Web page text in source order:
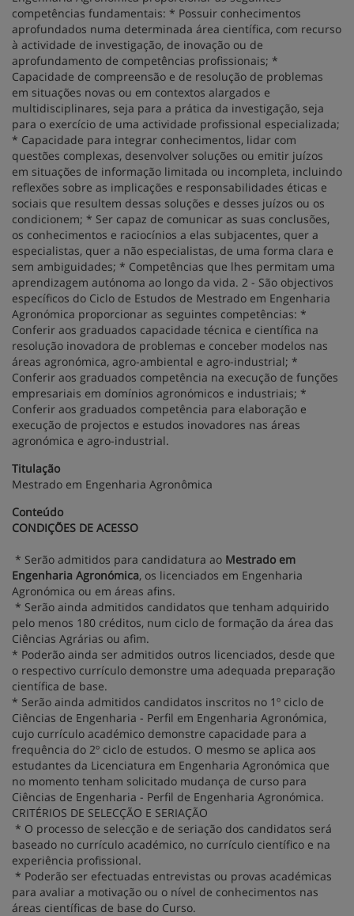
competências fundamentais: * Possuir conhecimentos
aprofundados numa determinada área científica, com recurso
à actividade de investigação, de inovação ou de
aprofundamento de competências profissionais; *
Capacidade de compreensão e de resolução de problemas
em situações novas ou em contextos alargados e
multidisciplinares, seja para a prática da investigação, seja
para o exercício de uma actividade profissional especializada;
* Capacidade para integrar conhecimentos, lidar com
questões complexas, desenvolver soluções ou emitir juízos
em situações de informação limitada ou incompleta, incluindo
reflexões sobre as implicações e responsabilidades éticas e
sociais que resultem dessas soluções e desses juízos ou os
condicionem; * Ser capaz de comunicar as suas conclusões,
os conhecimentos e raciocínios a elas subjacentes, quer a
especialistas, quer a não especialistas, de uma forma clara e
sem ambiguidades; * Competências que lhes permitam uma
aprendizagem autónoma ao longo da vida. 2 - São objectivos
específicos do Ciclo de Estudos de Mestrado em Engenharia
Agronómica proporcionar as seguintes competências: *
Conferir aos graduados capacidade técnica e científica na
resolução inovadora de problemas e conceber modelos nas
áreas agronómica, agro-ambiental e agro-industrial; *
Conferir aos graduados competência na execução de funções
empresariais em domínios agronómicos e industriais; *
Conferir aos graduados competência para elaboração e
execução de projectos e estudos inovadores nas áreas
agronómica e agro-industrial.
Titulação
Mestrado em Engenharia Agronômica
Conteúdo
CONDIÇÕES DE ACESSO
* Serão admitidos para candidatura ao Mestrado em
Engenharia Agronómica, os licenciados em Engenharia
Agronómica ou em áreas afins.
* Serão ainda admitidos candidatos que tenham adquirido
pelo menos 180 créditos, num ciclo de formação da área das
Ciências Agrárias ou afim.
* Poderão ainda ser admitidos outros licenciados, desde que
o respectivo currículo demonstre uma adequada preparação
científica de base.
* Serão ainda admitidos candidatos inscritos no 1º ciclo de
Ciências de Engenharia - Perfil em Engenharia Agronómica,
cujo currículo académico demonstre capacidade para a
frequência do 2º ciclo de estudos. O mesmo se aplica aos
estudantes da Licenciatura em Engenharia Agronómica que
no momento tenham solicitado mudança de curso para
Ciências de Engenharia - Perfil de Engenharia Agronómica.
CRITÉRIOS DE SELECÇÃO E SERIAÇÃO
* O processo de selecção e de seriação dos candidatos será
baseado no currículo académico, no currículo científico e na
experiência profissional.
* Poderão ser efectuadas entrevistas ou provas académicas
para avaliar a motivação ou o nível de conhecimentos nas
áreas científicas de base do Curso.